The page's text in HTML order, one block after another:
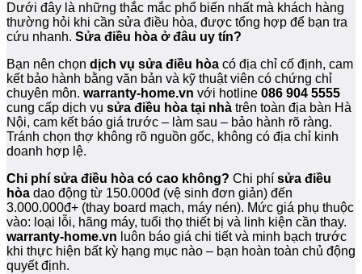
Dưới đây là những thắc mắc phổ biến nhất mà khách hàng
thường hỏi khi cần sửa điều hòa, được tổng hợp để bạn tra
cứu nhanh. Sửa điều hòa ở đâu uy tín?
Bạn nên chọn dịch vụ sửa điều hòa có địa chỉ cố định, cam
kết bảo hành bằng văn bản và kỹ thuật viên có chứng chỉ
chuyên môn. warranty-home.vn với hotline 086 904 5555
cung cấp dịch vụ sửa điều hòa tại nhà trên toàn địa bàn Hà
Nội, cam kết báo giá trước – làm sau – bảo hành rõ ràng.
Tránh chọn thợ không rõ nguồn gốc, không có địa chỉ kinh
doanh hợp lệ.
Chi phí sửa điều hòa có cao không? Chi phí sửa điều
hòa dao động từ 150.000đ (vệ sinh đơn giản) đến
3.000.000đ+ (thay board mạch, máy nén). Mức giá phụ thuộc
vào: loại lỗi, hãng máy, tuổi thọ thiết bị và linh kiện cần thay.
warranty-home.vn luôn báo giá chi tiết và minh bạch trước
khi thực hiện bất kỳ hạng mục nào – bạn hoàn toàn chủ động
quyết định.